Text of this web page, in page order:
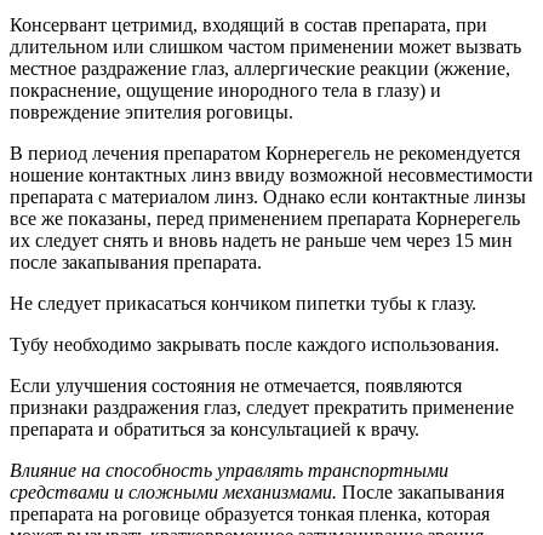
Консервант цетримид, входящий в состав препарата, при
длительном или слишком частом применении может вызвать
местное раздражение глаз, аллергические реакции (жжение,
покраснение, ощущение инородного тела в глазу) и
повреждение эпителия роговицы.
В период лечения препаратом Корнерегель не рекомендуется
ношение контактных линз ввиду возможной несовместимости
препарата с материалом линз. Однако если контактные линзы
все же показаны, перед применением препарата Корнерегель
их следует снять и вновь надеть не раньше чем через 15 мин
после закапывания препарата.
Не следует прикасаться кончиком пипетки тубы к глазу.
Тубу необходимо закрывать после каждого использования.
Если улучшения состояния не отмечается, появляются
признаки раздражения глаз, следует прекратить применение
препарата и обратиться за консультацией к врачу.
Влияние на способность управлять транспортными
средствами и сложными механизмами. После закапывания
препарата на роговице образуется тонкая пленка, которая